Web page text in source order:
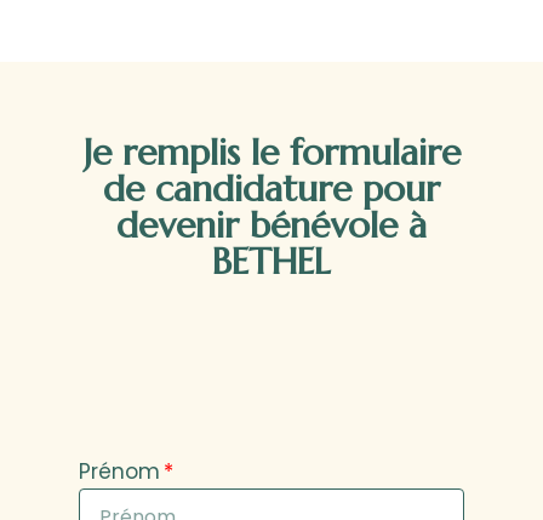
Je remplis le formulaire
de candidature pour
devenir bénévole à
BETHEL
Prénom